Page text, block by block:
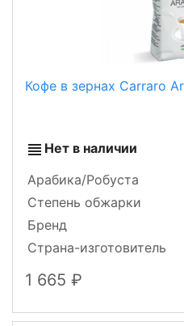
Кофе в зернах Carraro
Нет в наличии
Арабика/Робуста
Степень обжарки
Бренд
Страна-изготовитель
1 665